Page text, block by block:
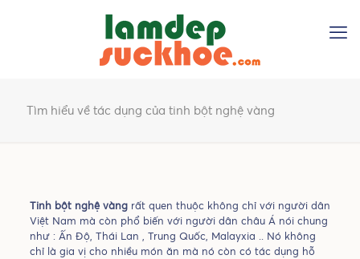
Tìm hiểu về tác dụng của tinh bột nghệ vàng
Tinh bột nghệ vàngrất quen thuộc không chỉ với người dân
Việt Nam mà còn phổ biến với người dân châu Á nói chung
như : Ấn Độ, Thái Lan , Trung Quốc, Malayxia .. Nó không
chỉ là gia vị cho nhiều món ăn mà nó còn có tác dụng hỗ